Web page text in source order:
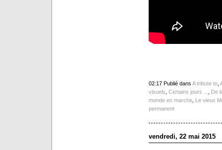
02:17 Publié dans A tribute to,
visuels Certains jours ...
De
monde en marche, Le vieux
permanent
vendredi, 22 mai 2015